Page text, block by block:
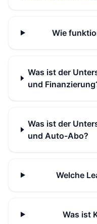
Wie
Was ist der
und
Was ist der
und Auto-Abo?
Welche
Was ist